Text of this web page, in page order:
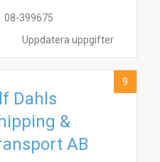
Uppdatera uppgifter
08-399675
Dahls
&
AB
9